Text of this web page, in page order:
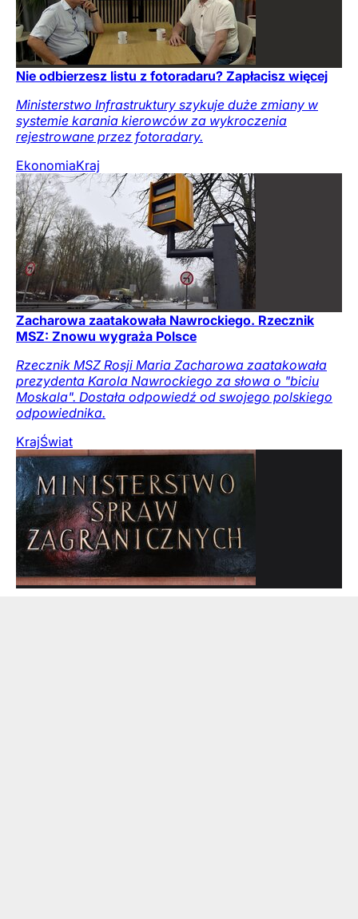
Nie odbierzesz listu z fotoradaru? Zapłacisz więcej
Ministerstwo Infrastruktury szykuje duże zmiany w
systemie karania kierowców za wykroczenia
rejestrowane przez fotoradary.
EkonomiaKraj
Zacharowa zaatakowała Nawrockiego. Rzecznik
MSZ: Znowu wygraża Polsce
Rzecznik MSZ Rosji Maria Zacharowa zaatakowała
prezydenta Karola Nawrockiego za słowa o "biciu
Moskala". Dostała odpowiedź od swojego polskiego
odpowiednika.
KrajŚwiat